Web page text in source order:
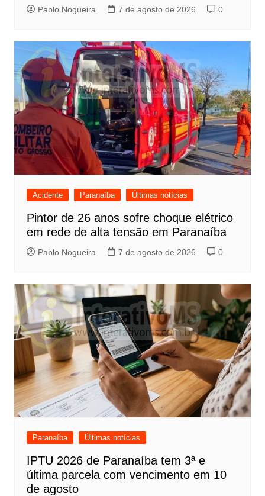
Pablo Nogueira 7 de agosto de 2026 0
Acidente Paranaíba Últimas notícias
Pintor de 26 anos sofre choque elétrico
em rede de alta tensão em Paranaíba
Pablo Nogueira 7 de agosto de 2026 0
Paranaíba Últimas notícias
IPTU 2026 de Paranaíba tem 3ª e
última parcela com vencimento em 10
de agosto